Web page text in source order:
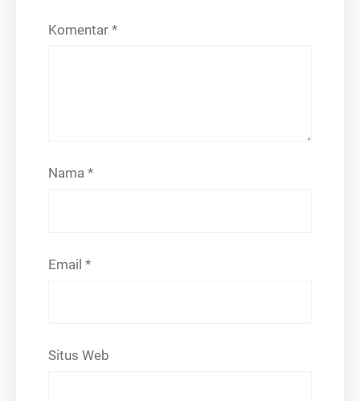
Komentar *
Nama *
Email *
Situs Web